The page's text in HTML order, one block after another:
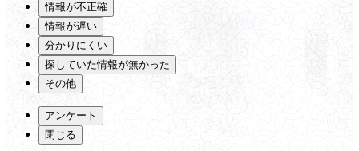
情報が不正確
情報が遅い
分かりにくい
探していた情報が無かった
その他
アンケート
閉じる